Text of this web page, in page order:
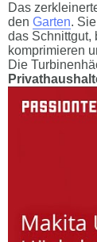
Das
den Garten.
das Schnittgut,
komprimieren
Die